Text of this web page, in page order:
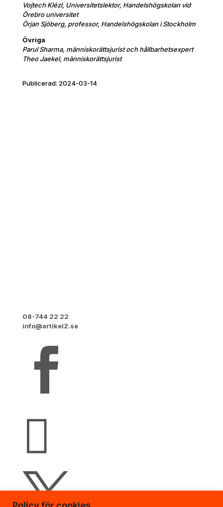
Vojtech Klézl, Universitetslektor, Handelshögskolan vid
Örebro universitet
Örjan Sjöberg, professor, Handelshögskolan i Stockholm
Övriga
Parul Sharma, människorättsjurist och hållbarhetsexpert
Theo Jaekel, människorättsjurist
Publicerad: 2024-03-14
08-744 22 22
info@artikel2.se


